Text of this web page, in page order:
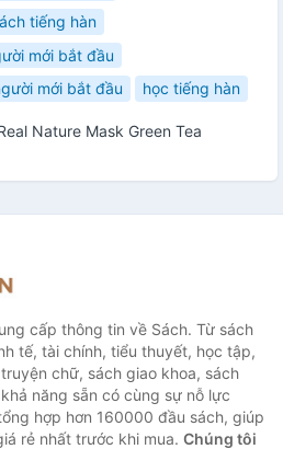
tiếng hàn
mới bắt đầu
mới bắt đầu
học tiếng hàn
Nature Mask Green Tea
cấp thông tin về Sách. Từ sách
tế, tài chính, tiểu thuyết, học tập,
chữ, sách giao khoa, sách
năng sẵn có cùng sự nỗ lực
hợp hơn 160000 đầu sách, giúp
rẻ nhất trước khi mua. Chúng tôi